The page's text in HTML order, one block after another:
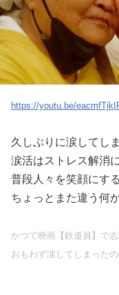
https://youtu.be/
久しぶりに涙してし
涙活はストレス解消
普段人々を笑顔にす
ちょっとまた違う何
かつて映画【鉄道員】で
おもわず涙してしまった